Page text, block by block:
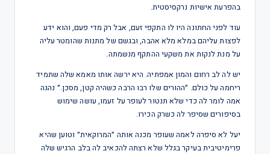
בהפרעת אישיות נרקסיסטית.
עוד לפני החתונה היו לו התקפי זעם, אבל רק מדי פעם, והוא ידע
לפצות עליהם במלא מלא אהבה, ובגשם של מתנות שהומטר עליה
על מנת לנקות את משקעי ההתקף מנשמתה.
יש לה לב רחום והמון אמפתיה. היא ירשה אותו מאמא שלה שתמיד
ריחמה על כולם. ״ההורים שלו רבו הרבה כשהיה קטן, מסכן.״ נהגה
אמה לומר לה כדי שלא תנטור לעופר על זעמו, עושה שימוש
בסיפורים שסיפר לה כשרק הכירו.
יעל לא סיפרה לאמה שעופר מכנה אותה ״המרוקאית״ וטוען שהיא
פרימיטיבית בעיקר בגלל שלא רצתה להכאיב לה בלב הרגיש שלה